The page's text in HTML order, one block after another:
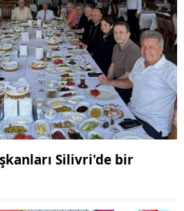
Silivri'de bir